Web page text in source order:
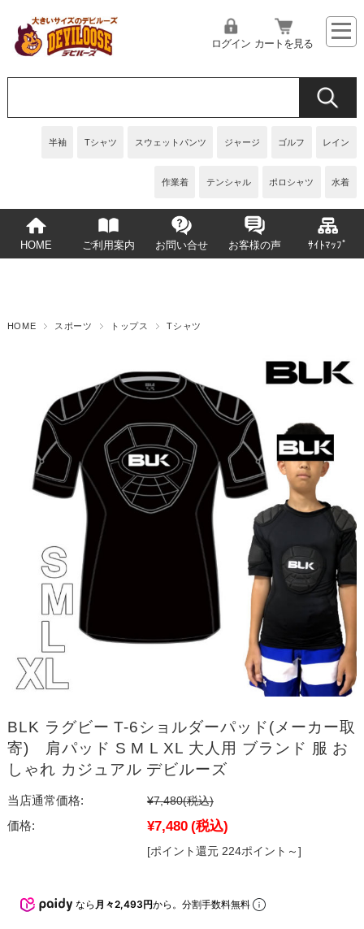
半袖 Tシャツ スウェットパンツ ジャージ ゴルフ レイン
作業着 テンシャル ポロシャツ 水着
ログイン カートを見る
HOME ご利用案内 お問い合せ お客様の声 ｻｲﾄﾏｯﾌﾟ
HOME スポーツ トップス Tシャツ
BLK ラグビー T-6ショルダーパッド(メーカー取
寄) 肩パッド S M L XL 大人用 ブランド 服 お
しゃれ カジュアル デビルーズ
当店通常価格: ¥7,480(税込)
価格: ¥7,480 (税込)
[ポイント還元 224ポイント～]
なら 月々2,493円から。分割手数料無料